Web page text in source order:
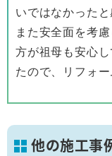
いではなかったと
また安全面を考
方が祖母も安心
たので、リフォー
他の施工事